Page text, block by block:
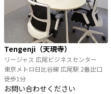
Tengenji（天現寺）
リージャス 広尾ビジネスセンター
東京メトロ日比谷線 広尾駅 2番出口
徒歩1分
お問い合わせください